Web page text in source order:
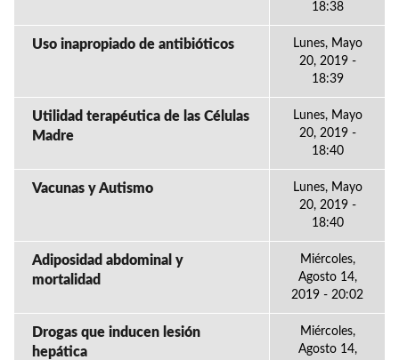
18:38
Uso inapropiado de antibióticos
Lunes, Mayo
20, 2019 -
18:39
Utilidad terapéutica de las Células
Madre
Lunes, Mayo
20, 2019 -
18:40
Vacunas y Autismo
Lunes, Mayo
20, 2019 -
18:40
Adiposidad abdominal y
mortalidad
Miércoles,
Agosto 14,
2019 - 20:02
Drogas que inducen lesión
hepática
Miércoles,
Agosto 14,